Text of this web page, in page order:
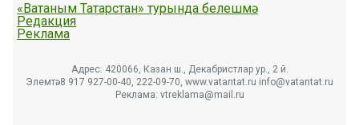
«Ватаным Татарстан» турында белешмә
Редакция
Реклама
Адрес: 420066, Казан ш., Декабристлар ур., 2 й.
Элемтә: 8 917 927-00-40, 222-09-70, www.vatantat.ru info@vatantat.ru
Реклама: vtreklama@mail.ru